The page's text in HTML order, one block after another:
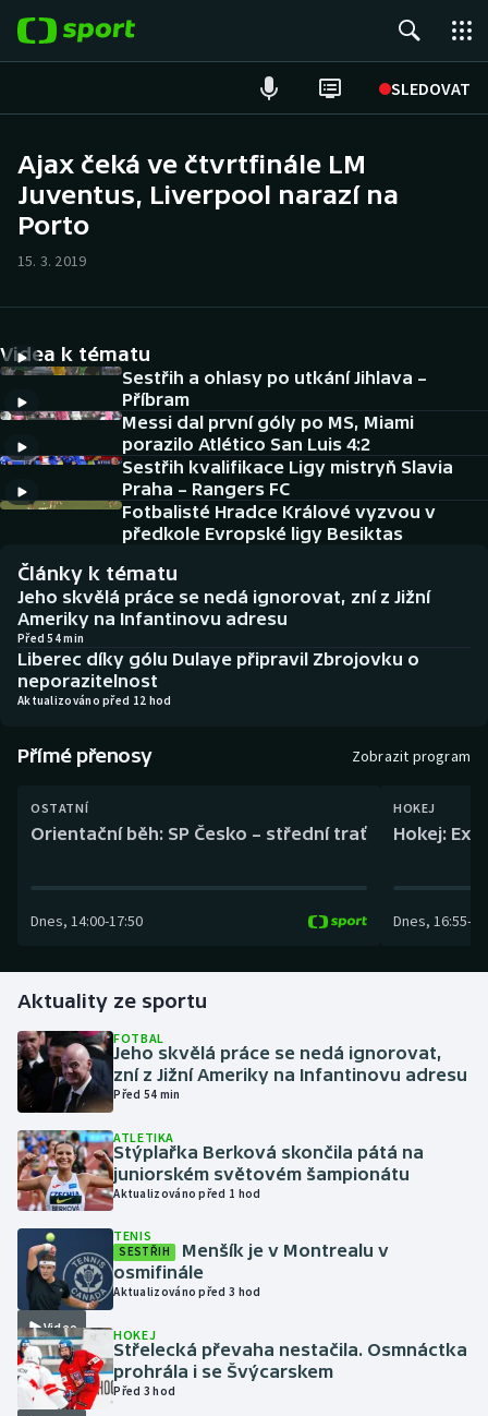
SLEDOVAT
Hokej
Cyklistika
DALŠÍ SPORTY
Americký fotbal
Baseball a softbal
Biatlon
Boby a skeleton
Curling
Dostihy
Futsal
Golf
Gymnastika
Házená
Jezdectví
Judo
Krasobruslení
Lezení
Lyže a snowboard
Moderní pětiboj
NEPŘEHLÉDNĚTE
Soutěže
Aplikace ČT sport
AZ kvíz
Ajax čeká ve čtvrtfinále LM
Juventus, Liverpool narazí na
Porto
15. 3. 2019
Videa k tématu
Sestřih a ohlasy po utkání Jihlava –
Příbram
Messi dal první góly po MS, Miami
porazilo Atlético San Luis 4:2
Sestřih kvalifikace Ligy mistryň Slavia
Praha – Rangers FC
Fotbalisté Hradce Králové vyzvou v
předkole Evropské ligy Besiktas
Články k tématu
Jeho skvělá práce se nedá ignorovat, zní z Jižní
Ameriky na Infantinovu adresu
Před 54 min
Liberec díky gólu Dulaye připravil Zbrojovku o
neporazitelnost
Aktualizováno před 12 hod
Přímé přenosy Zobrazit program
OSTATNÍ
Orientační běh: SP Česko – střední trať
Dnes, 14:00-17:50
HOKEJ
Hokej:
Dnes, 16:55-
Aktuality ze sportu
FOTBAL
Jeho skvělá práce se nedá ignorovat,
zní z Jižní Ameriky na Infantinovu adresu
Před 54 min
ATLETIKA
Stýplařka Berková skončila pátá na
juniorském světovém šampionátu
Aktualizováno před 1 hod
Video
TENIS
SESTŘIH
Menšík je v Montrealu v
osmifinále
Aktualizováno před 3 hod
HOKEJ
Střelecká převaha nestačila. Osmnáctka
prohrála i se Švýcarskem
Před 3 hod